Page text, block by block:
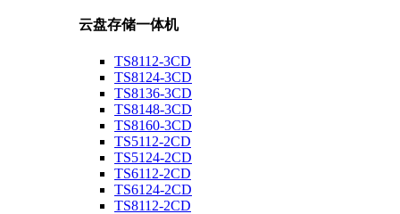
云盘存储一体机
TS8112-3CD
TS8124-3CD
TS8136-3CD
TS8148-3CD
TS8160-3CD
TS5112-2CD
TS5124-2CD
TS6112-2CD
TS6124-2CD
TS8112-2CD